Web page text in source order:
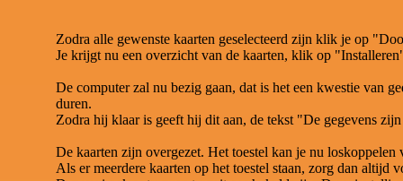
Zodra alle gewenste kaarten geselecteerd zijn klik je op
Je krijgt nu een overzicht van de kaarten, klik op
De computer zal nu bezig gaan, dat is het een kwestie van
duren.
Zodra hij klaar is geeft hij dit aan, de tekst "De gegevens
De kaarten zijn overgezet. Het toestel kan je nu loskoppelen
Als er meerdere kaarten op het toestel staan, zorg dan altijd